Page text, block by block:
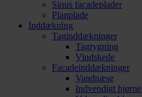
Sinus facadeplader
Planplade
Inddækning
Taginddækninger
Tagrygning
Vindskede
Facadeinddækninger
Vandnæse
Indvendigt hjørne